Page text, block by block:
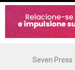
Seven Press